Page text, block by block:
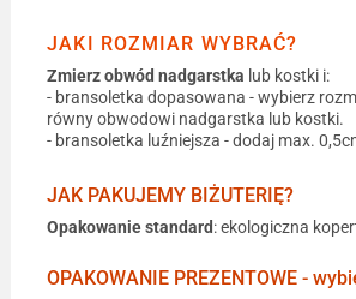
JAKI ROZMIAR WYBRAĆ?
Zmierz obwód nadgarstka lub kostki i:
- bransoletka dopasowana - wybierz
równy obwodowi nadgarstka lub kostki.
- bransoletka luźniejsza - dodaj max.
JAK PAKUJEMY BIŻUTERIĘ?
Opakowanie standard: ekologiczna
OPAKOWANIE PREZENTOWE -